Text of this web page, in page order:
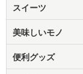
スイーツ
美味しいモノ
便利グッズ